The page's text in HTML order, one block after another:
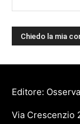
Editore:
Via Crescenzio